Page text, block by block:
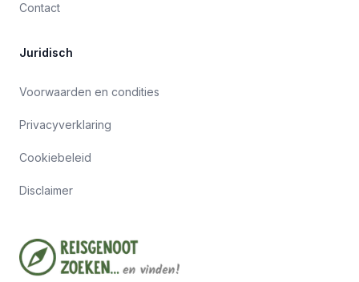
Contact
Juridisch
Voorwaarden en condities
Privacyverklaring
Cookiebeleid
Disclaimer